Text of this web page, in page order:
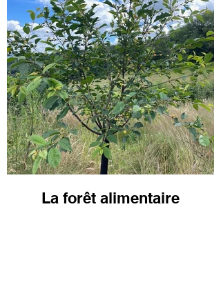
La forêt alimentaire